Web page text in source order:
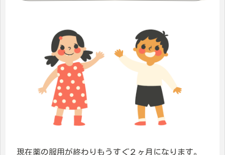
現在薬の服用が終わりもうすぐ２ヶ月になります。